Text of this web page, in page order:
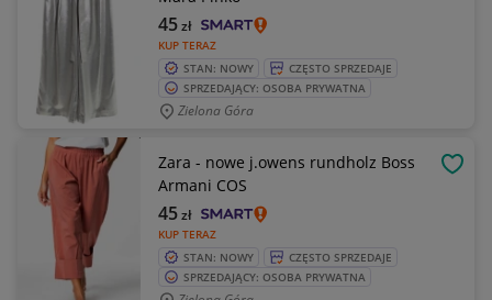
KUP TERAZ
45zł
STAN: NOWY
CZĘSTO SPRZEDAJE
SPRZEDAJĄCY: OSOBA PRYWATNA
Zielona Góra
Zara - nowe j.owens rundholz Boss
Armani COS
KUP TERAZ
45zł
STAN: NOWY
CZĘSTO SPRZEDAJE
SPRZEDAJĄCY: OSOBA PRYWATNA